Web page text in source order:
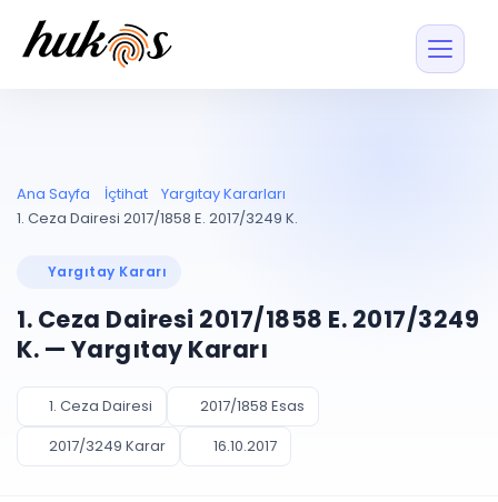
Entegrasyonu
UYAP ile otomatik
senkron
UYAP Evrak
Entegrasyonu
Evrakları tek tıkla aktarın
UETS Entegrasyonu
Tebligatları anında
görün
Kişiler ve
Müvekkil ve taraf
PLANLAMA & TAKİP
Pano ve Takip
Blog
Ücretsiz Başlayın
Ana Sayfa İçtihat
Yargıtay Kararları
1. Ceza Dairesi 2017/1858 E. 2017/3249 K.
Yargıtay Kararı
1. Ceza Dairesi 2017/1858 E. 2017/3249
K. — Yargıtay Kararı
1. Ceza Dairesi
2017/1858 Esas
2017/3249 Karar
16.10.2017